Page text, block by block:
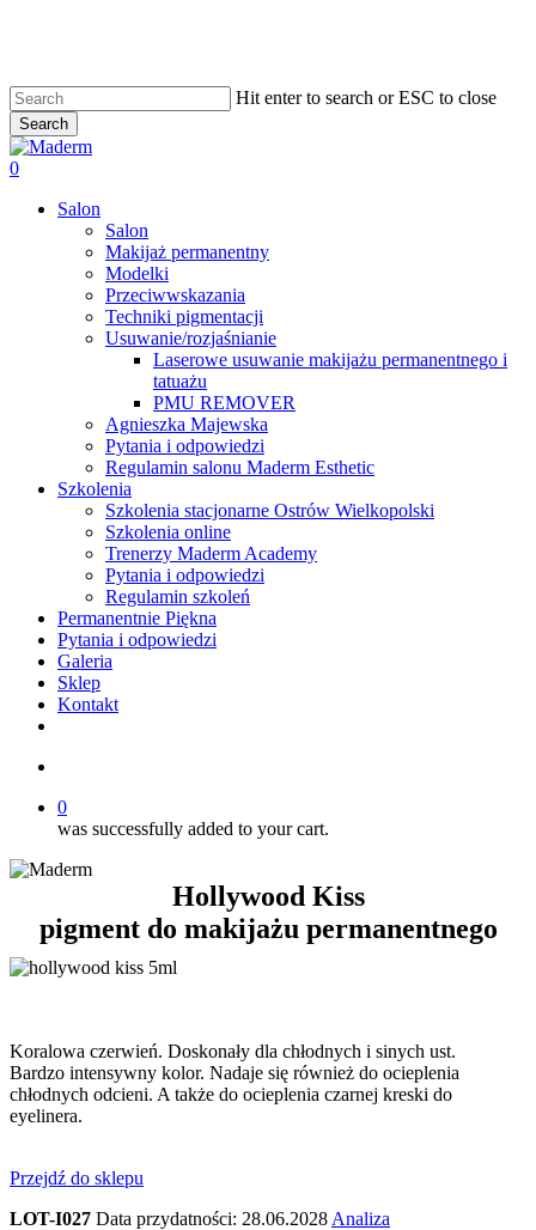
content
Hit enter to search or ESC to close
Search
Close
Search
search
0
Salon
Salon
Makijaż permanentny
Modelki
Przeciwwskazania
Techniki pigmentacji
Usuwanie/rozjaśnianie
Laserowe usuwanie makijażu permanentnego i
tatuażu
PMU REMOVER
Agnieszka Majewska
Pytania i odpowiedzi
Regulamin salonu Maderm Esthetic
Szkolenia
Szkolenia stacjonarne Ostrów Wielkopolski
Szkolenia online
Trenerzy Maderm Academy
Pytania i odpowiedzi
Regulamin szkoleń
Permanentnie Piękna
Pytania i odpowiedzi
Galeria
Sklep
Kontakt
0
was successfully added to your cart.
Hollywood Kiss
pigment do makijażu permanentnego
Koralowa czerwień. Doskonały dla chłodnych i sinych ust.
Bardzo intensywny kolor. Nadaje się również do ocieplenia
chłodnych odcieni. A także do ocieplenia czarnej kreski do
eyelinera.
Przejdź do sklepu
LOT-I027 Data przydatności: 28.06.2028 Analiza